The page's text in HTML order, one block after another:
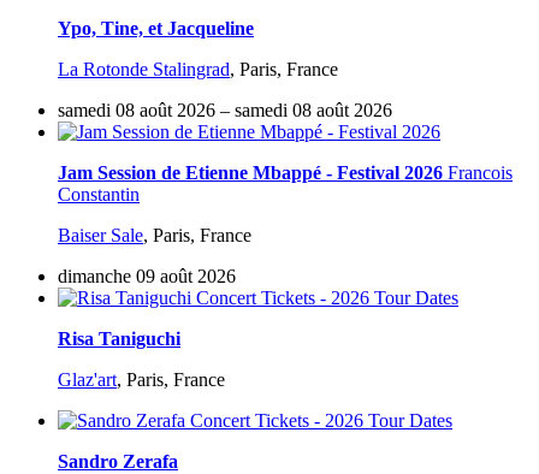
Ypo, Tine, et Jacqueline
La Rotonde Stalingrad, Paris, France
samedi 08 août 2026 – samedi 08 août 2026
Jam Session de Etienne Mbappé - Festival 2026 Francois
Constantin
Baiser Sale, Paris, France
dimanche 09 août 2026
Risa Taniguchi
Glaz'art, Paris, France
Sandro Zerafa